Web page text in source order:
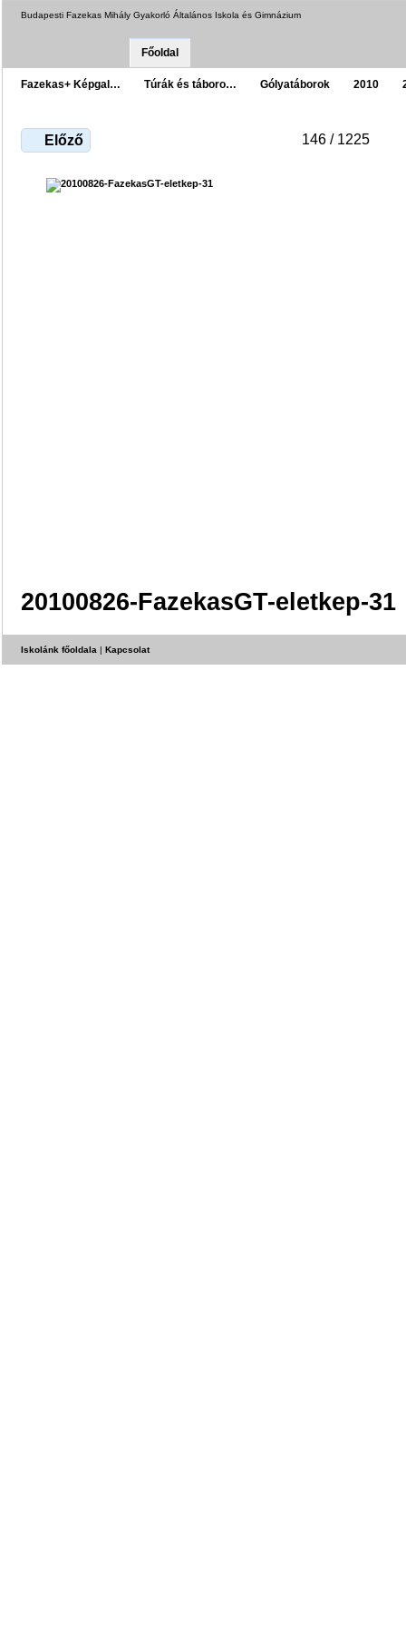
Budapesti Fazekas Mihály Gyakorló Általános Iskola és Gimnázium
Főoldal
Fazekas+ Képgal… Túrák és táboro… Gólyatáborok 2010
Előző 146 / 1225
20100826-FazekasGT-eletkep-31
Iskolánk főoldala | Kapcsolat